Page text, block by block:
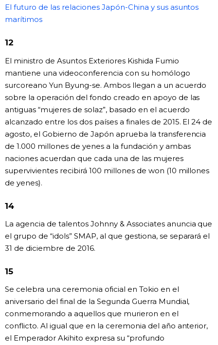
El futuro de las relaciones Japón-China y sus asuntos
marítimos
12
El ministro de Asuntos Exteriores Kishida Fumio
mantiene una videoconferencia con su homólogo
surcoreano Yun Byung-se. Ambos llegan a un acuerdo
sobre la operación del fondo creado en apoyo de las
antiguas “mujeres de solaz”, basado en el acuerdo
alcanzado entre los dos países a finales de 2015. El 24 de
agosto, el Gobierno de Japón aprueba la transferencia
de 1.000 millones de yenes a la fundación y ambas
naciones acuerdan que cada una de las mujeres
supervivientes recibirá 100 millones de won (10 millones
de yenes).
14
La agencia de talentos Johnny & Associates anuncia que
el grupo de “idols” SMAP, al que gestiona, se separará el
31 de diciembre de 2016.
15
Se celebra una ceremonia oficial en Tokio en el
aniversario del final de la Segunda Guerra Mundial,
conmemorando a aquellos que murieron en el
conflicto. Al igual que en la ceremonia del año anterior,
el Emperador Akihito expresa su “profundo